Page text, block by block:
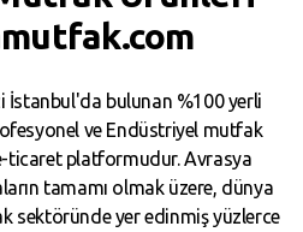
İstanbul'da bulunan %100 yerli
ve Endüstriyel mutfak
ticaret platformudur. Avrasya
tamamı olmak üzere, dünya
sektöründe yer edinmiş yüzlerce